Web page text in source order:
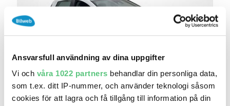
Ansvarsfull användning av dina uppgifter
Vi och våra 1022 partners behandlar din personliga data,
som t.ex. ditt IP-nummer, och använder teknologi såsom
cookies för att lagra och få tillgång till information på din
28 jul 13:16